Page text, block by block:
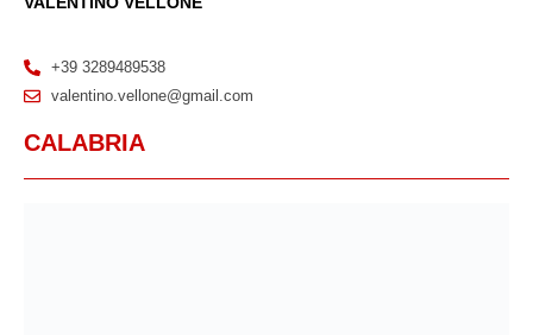
+39 3289489538
valentino.vellone@gmail.com
CALABRIA